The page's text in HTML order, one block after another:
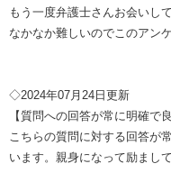
もう一度弁護士さんお会いし
なかなか難しいのでこのアン
◇2024年07月24日更新
【質問への回答が常に明確で
こちらの質問に対する回答が
います。親身になって励まし